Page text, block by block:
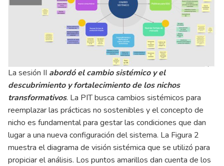
La sesión II abordó el cambio sistémico y el
descubrimiento y fortalecimiento de los nichos
transformativos. La PIT busca cambios sistémicos para
reemplazar las prácticas no sostenibles y el concepto de
nicho es fundamental para gestar las condiciones que dan
lugar a una nueva configuración del sistema. La Figura 2
muestra el diagrama de visión sistémica que se utilizó para
propiciar el análisis. Los puntos amarillos dan cuenta de los